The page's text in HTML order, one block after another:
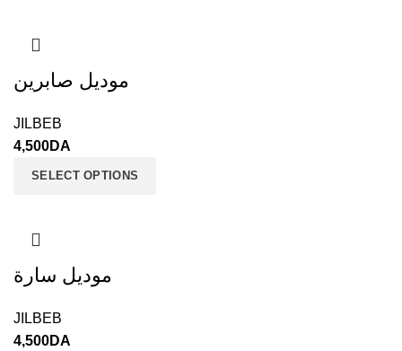
موديل صابرين
JILBEB
4,500DA
SELECT OPTIONS
موديل سارة
JILBEB
4,500DA